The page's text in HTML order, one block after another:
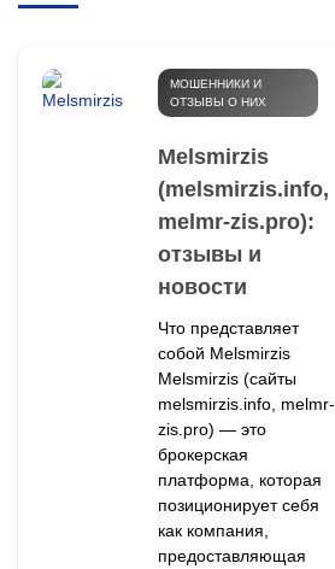
МОШЕННИКИ И
ОТЗЫВЫ О НИХ
Melsmirzis
(melsmirzis.info,
melmr-zis.pro):
отзывы и
новости
Что представляет
собой Melsmirzis
Melsmirzis (сайты
melsmirzis.info, melmr-
zis.pro) — это
брокерская
платформа, которая
позиционирует себя
как компания,
предоставляющая